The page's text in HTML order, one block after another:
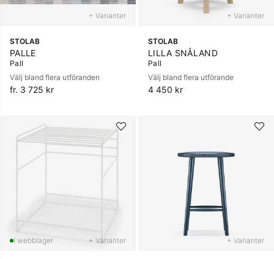
+ Varianter
STOLAB
PALLE
Pall
Välj bland flera utföranden
fr. 3 725 kr
+ Varianter
STOLAB
LILLA SNÅLAND
Pall
Välj bland flera utförande
4 450 kr
+ Varianter + Varianter